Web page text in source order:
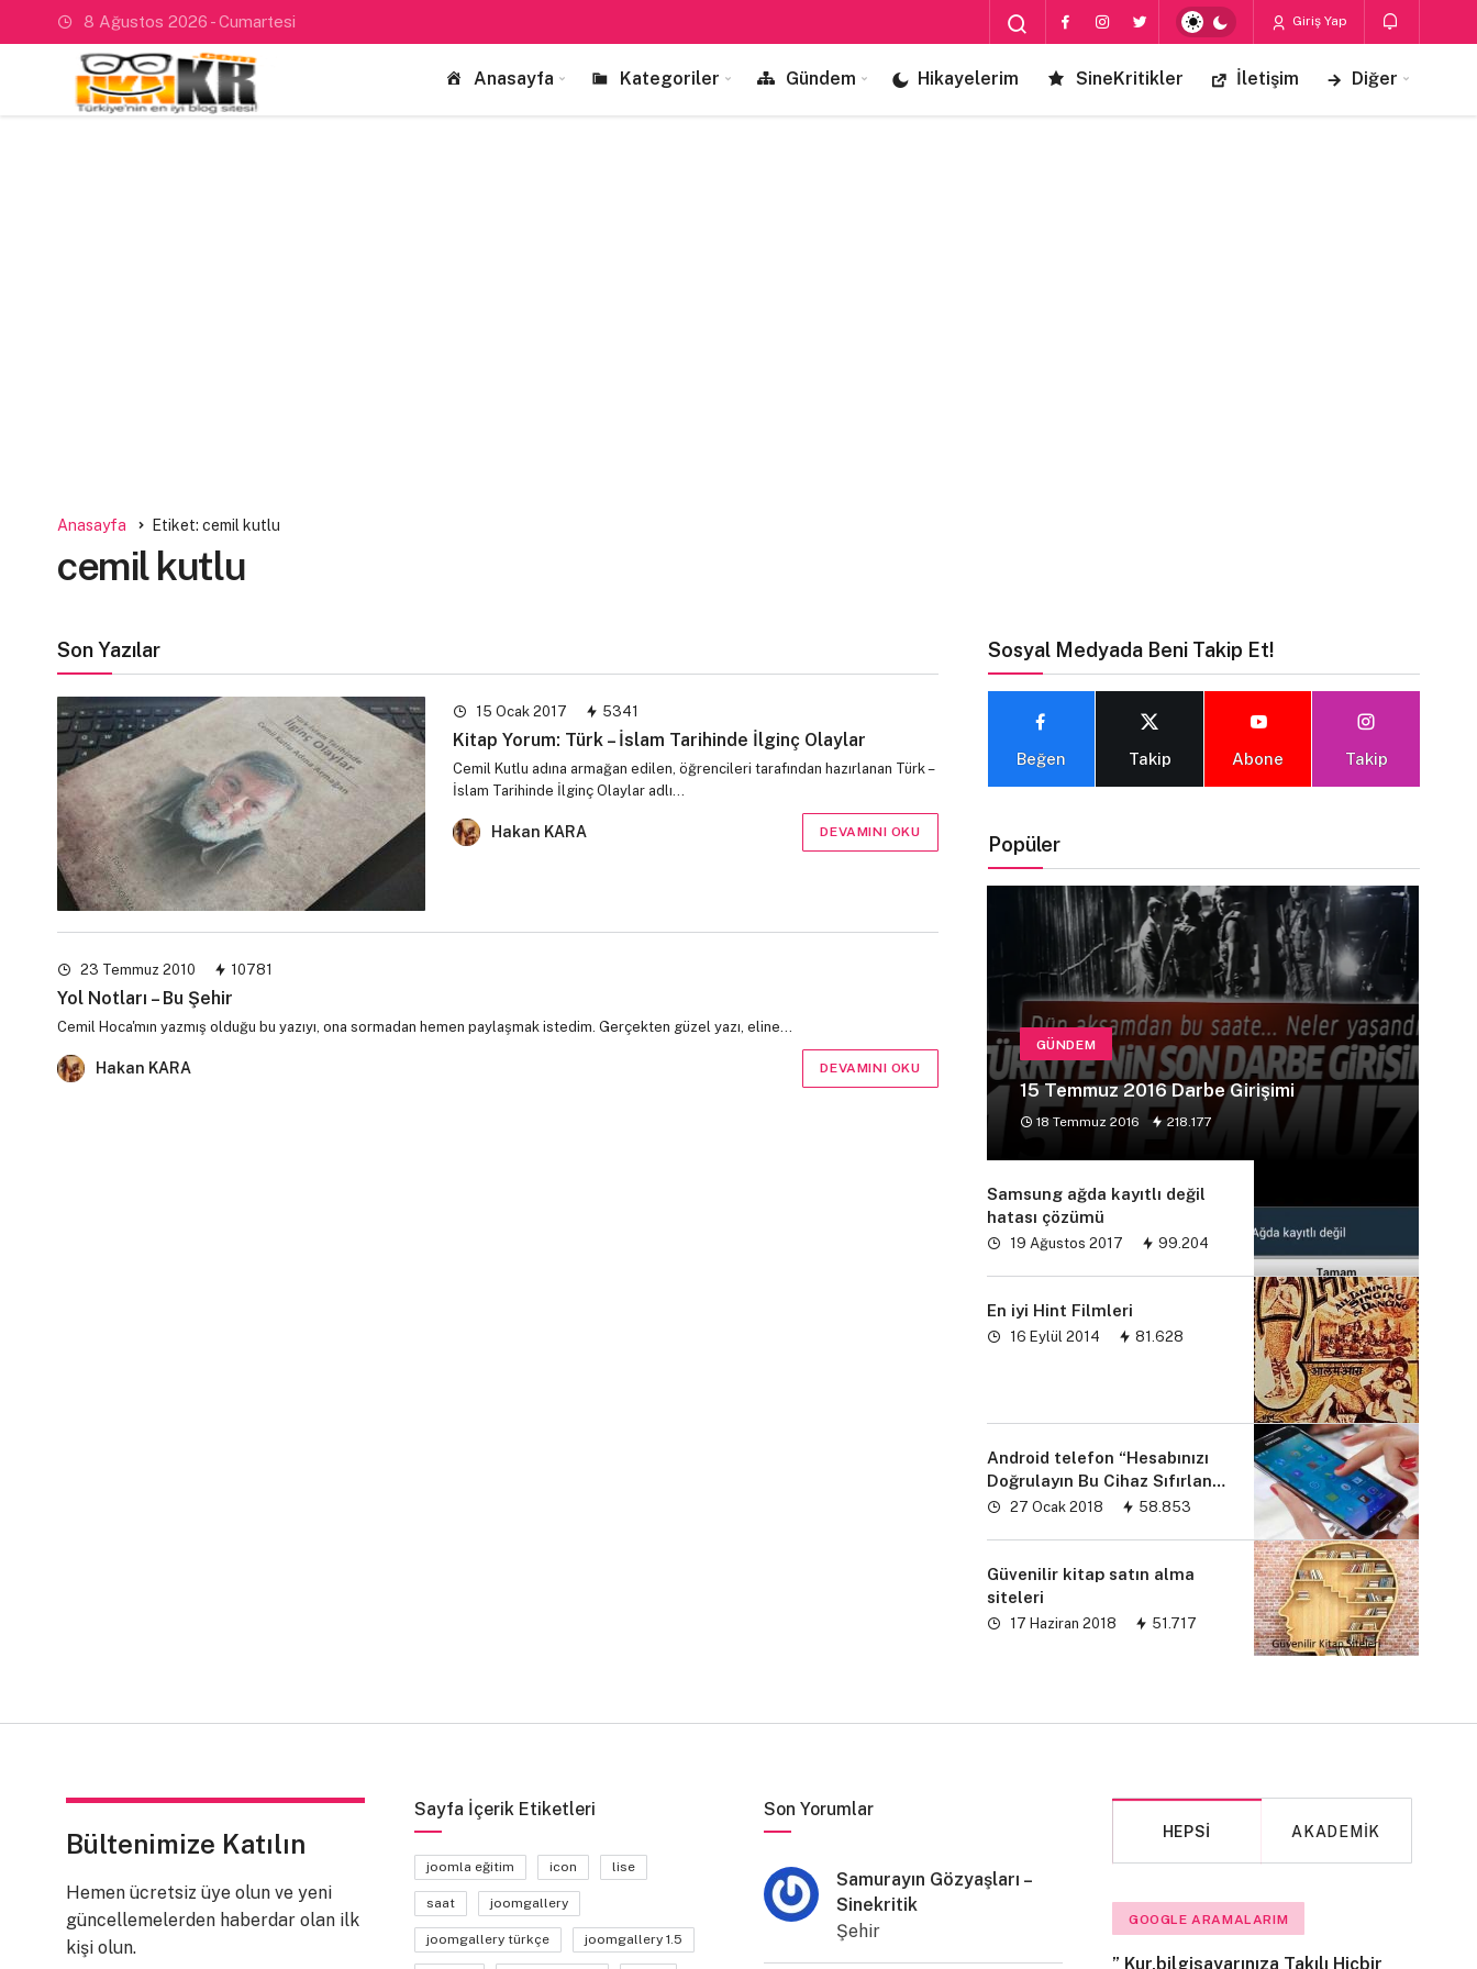
8 Ağustos 2026 - Cumartesi Giriş Yap
Anasayfa Kategoriler Gündem Hikayelerim SineKritikler İletişim Diğer
Anasayfa Etiket: cemil kutlu
cemil kutlu
Son Yazılar
15 Ocak 2017 5341
Kitap Yorum: Türk – İslam Tarihinde İlginç Olaylar
Cemil Kutlu adına armağan edilen, öğrencileri tarafından hazırlanan Türk –
İslam Tarihinde İlginç Olaylar adlı…
Hakan KARA DEVAMINI OKU
23 Temmuz 2010 10781
Yol Notları – Bu Şehir
Cemil Hoca'mın yazmış olduğu bu yazıyı, ona sormadan hemen paylaşmak istedim. Gerçekten güzel yazı, eline…
Hakan KARA DEVAMINI OKU
Sosyal Medyada Beni Takip Et!
Beğen Takip Abone Takip
Popüler
GÜNDEM
15 Temmuz 2016 Darbe Girişimi
18 Temmuz 2016 218.177
Samsung ağda kayıtlı değil
hatası çözümü
19 Ağustos 2017 99.204
En iyi Hint Filmleri
16 Eylül 2014 81.628
Android telefon “Hesabınızı
Doğrulayın Bu Cihaz Sıfırlandı
sorunu” çözümü
27 Ocak 2018 58.853
Güvenilir kitap satın alma
siteleri
17 Haziran 2018 51.717
Bültenimize Katılın
Hemen ücretsiz üye olun ve yeni
güncellemelerden haberdar olan ilk
kişi olun.
Sayfa İçerik Etiketleri
joomla eğitim icon lise
saat joomgallery
joomgallery türkçe joomgallery 1.5
Son Yorumlar
Samurayın Gözyaşları –
Sinekritik
Şehir
HEPSI AKADEMIK
MAKALE
GOOGLE ARAMALARIM
” Kur,bilgisayarınıza Takılı Hiçbir